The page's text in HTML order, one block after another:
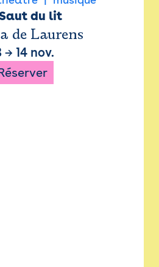
du lit
de Laurens
→ 14 nov.